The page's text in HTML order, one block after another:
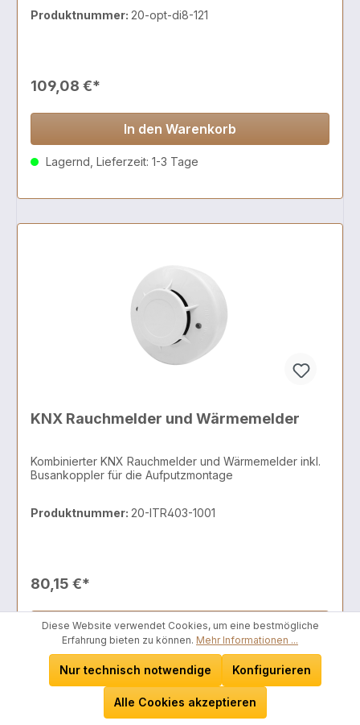
Produktnummer: 20-opt-di8-121
109,08 €*
In den Warenkorb
Lagernd, Lieferzeit: 1-3 Tage
KNX Rauchmelder und Wärmemelder
Kombinierter KNX Rauchmelder und Wärmemelder inkl.
Busankoppler für die Aufputzmontage
Produktnummer: 20-ITR403-1001
80,15 €*
In den Warenkorb
Wieder vorrätig in ca. 14 Tagen
Diese Website verwendet Cookies, um eine bestmögliche
Erfahrung bieten zu können. Mehr Informationen ...
Nur technisch notwendige Konfigurieren
Alle Cookies akzeptieren